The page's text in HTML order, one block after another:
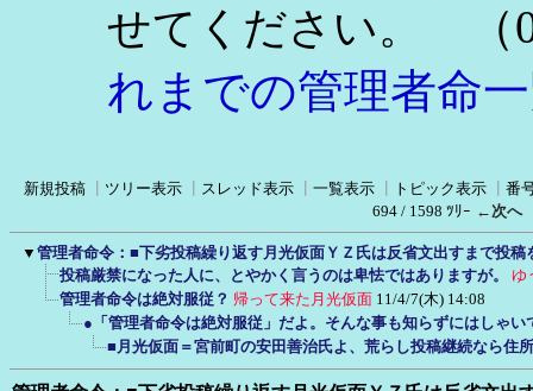
せてください。
（
れまでの管理者命
新規投稿 ツリー表示 スレッド表示 一覧表示 トピック表示
番
694 / 1598 ﾂﾘｰ ←次へ
▼ 管理者命令：■下劣投稿繰り返す月光仮面ＹＺ氏は反省文出すまで投稿
投稿厳禁になった人に、とやかく言うのは卑怯ではありますが。
ゆ
管理者命令は絶対服従？ 帰って来た月光仮面 11/4/7(木) 14:08
●「管理者命令は絶対服従」だよ。そんな事も知らずにはしゃい
■月光仮面＝宮前町の安田善治氏よ、荒らし投稿継続なら住